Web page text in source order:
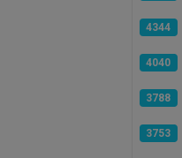
4344
4040
3788
3753